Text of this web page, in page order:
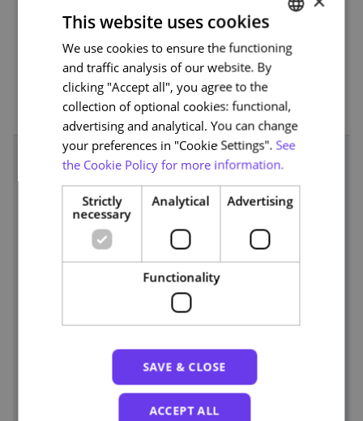
Prevenção de quedas no domicílio;
Gerir o regime medicamentoso da pessoa
dependente/vulnerável.
Course team
Maria José Lumini
Responsável pelo projeto de criação de curso
massivo, financiado pela FCT no âmbito do fundo
Research4COVID-19. Projeto n.º 671.
PORTUGUESE
ENGLISH
This website uses cookies
We use cookies to ensure the functioning
and traffic analysis of our website. By
clicking "Accept all", you agree to the
collection of optional cookies: functional,
advertising and analytical. You can change
your preferences in "Cookie Settings". See
the Cookie Policy for more information.
Strictly
necessary
Analytical Advertising
Functionality
SAVE & CLOSE
ACCEPT ALL